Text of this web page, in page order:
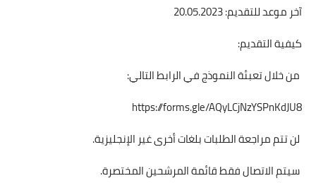
آخر موعد للتقديم: 20.05.2023
كيفية التقديم:
من خلال تعبئة النموذج في الرابط التالي:
https://forms.gle/AQyLCjNzYSPnKdJU8
لن تتم مراجعة الطلبات بلغات أخرى غير الإنجليزية.
سيتم الاتصال فقط قائمة المرشحين المختصرة.